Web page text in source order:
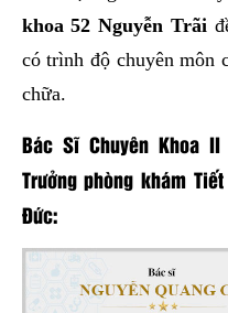
khoa 52 Nguyễn Trãi
có trình độ chuyên môn
chữa.
Bác Sĩ Chuyên Khoa II
Trưởng phòng khám
Đức: